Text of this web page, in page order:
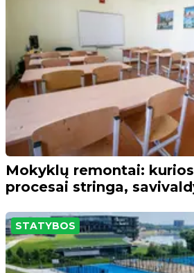
Mokyklų remontai:
procesai stringa,
STATYBOS